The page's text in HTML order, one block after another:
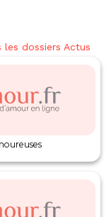
les dossiers Actus